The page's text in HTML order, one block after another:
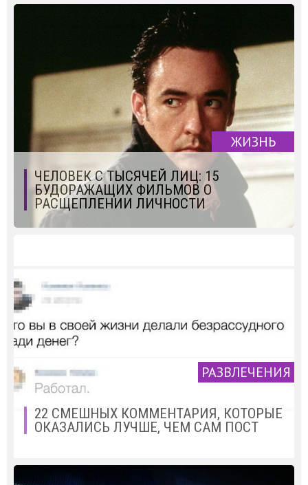
ЖИЗНЬ
ЧЕЛОВЕК С ТЫСЯЧЕЙ ЛИЦ: 15
БУДОРАЖАЩИХ ФИЛЬМОВ О
РАСЩЕПЛЕНИИ ЛИЧНОСТИ
РАЗВЛЕЧЕНИЯ
22 СМЕШНЫХ КОММЕНТАРИЯ, КОТОРЫЕ
ОКАЗАЛИСЬ ЛУЧШЕ, ЧЕМ САМ ПОСТ